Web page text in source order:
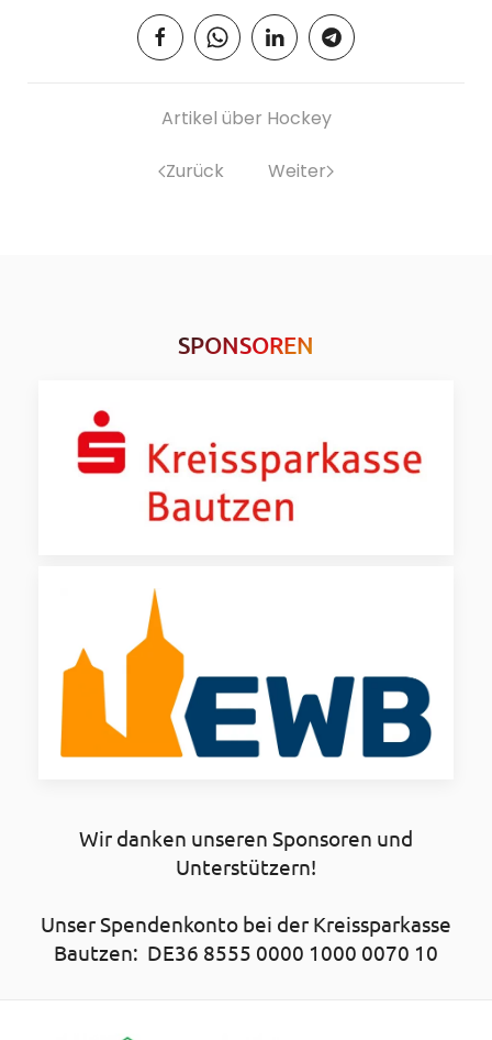
Artikel über Hockey
Zurück Weiter
SPONSOREN
Wir danken unseren Sponsoren und
Unterstützern!
Unser Spendenkonto bei der Kreissparkasse
Bautzen: DE36 8555 0000 1000 0070 10